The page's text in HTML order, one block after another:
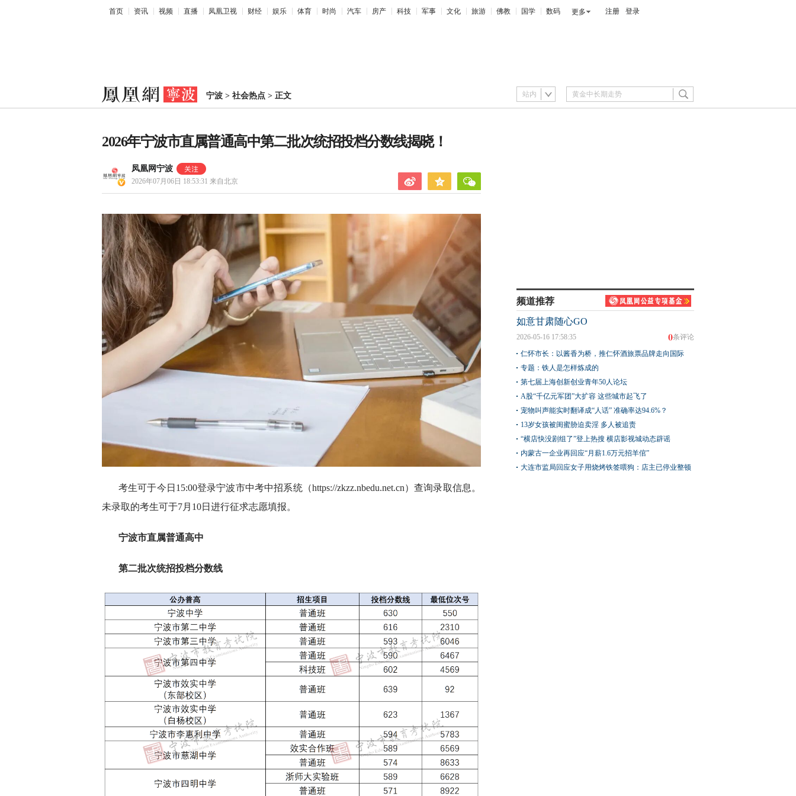
首页 资讯 视频 直播 凤凰卫视 财经 娱乐 体育 时尚 汽车 房产 科技 军事 文化 旅游 佛教 国学 数码 更多 注册 登录
宁波 > 社会热点 > 正文 站内
2026年宁波市直属普通高中第二批次统招投档分数线揭晓！
凤凰网宁波
2026年07月06日 18:53:31 来自北京
考生可于今日15:00登录宁波市中考中招系统（https://zkzz.nbedu.net.cn）查询录取信息。
未录取的考生可于7月10日进行征求志愿填报。
宁波市直属普通高中
第二批次统招投档分数线
频道推荐
如意甘肃随心GO
0条评论
2026-05-16 17:58:35
仁怀市长：以酱香为桥，推仁怀酒旅票品牌走向国际
专题：铁人是怎样炼成的
第七届上海创新创业青年50人论坛
A股“千亿元军团”大扩容 这些城市起飞了
宠物叫声能实时翻译成“人话” 准确率达94.6%？
13岁女孩被闺蜜胁迫卖淫 多人被追责
“横店快没剧组了”登上热搜 横店影视城动态辟谣
内蒙古一企业再回应“月薪1.6万元招羊倌”
大连市监局回应女子用烧烤铁签喂狗：店主已停业整顿